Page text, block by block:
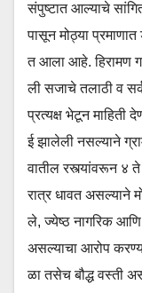
संपुष्टात आल्याचे
पासून मोठ्या
त आला आहे. हिरामण
ली सजाचे तलाठी व
प्रत्यक्ष भेटून माहिती
ई झालेली नसल्याने
वातील रस्त्यांवरून ४
रात्र धावत असल्याने
ले, ज्येष्ठ नागरिक आणि
असल्याचा आरोप
ळा तसेच बौद्ध वस्ती